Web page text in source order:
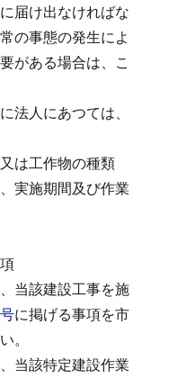
届け出なければな
の事態の発生によ
がある場合は、こ
法人にあつては、
は工作物の種類
実施期間及び作業
当該建設工事を施
に掲げる事項を市
。
当該特定建設作業